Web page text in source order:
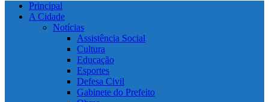
Principal
A Cidade
Notícias
Assistência Social
Cultura
Educação
Esportes
Defesa Civil
Gabinete do Prefeito